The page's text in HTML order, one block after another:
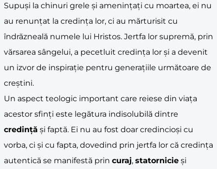
Supuși la chinuri grele și amenințați cu moartea, ei nu
au renunțat la credința lor, ci au mărturisit cu
îndrăzneală numele lui Hristos. Jertfa lor supremă, prin
vărsarea sângelui, a pecetluit credința lor și a devenit
un izvor de inspirație pentru generațiile următoare de
creștini.
Un aspect teologic important care reiese din viața
acestor sfinți este legătura indisolubilă dintre
credință și faptă. Ei nu au fost doar credincioși cu
vorba, ci și cu fapta, dovedind prin jertfa lor că credința
autentică se manifestă prin curaj, statornicie și